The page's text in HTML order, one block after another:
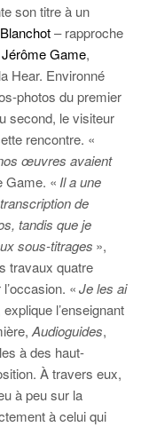
son titre à un
– rapproche
Jérôme Game,
Hear. Environné
photos du premier
second, le visiteur
rencontre. «
œuvres avaient
Game. « Il a une
de
tandis que je
sous-titrages »,
travaux quatre
«Je les ai
l’enseignant
Audioguides,
à des haut-
À travers eux,
à peu sur la
à celui qui